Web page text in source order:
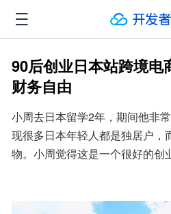
90后创业日本站跨境电
财务自由
小周去日本留学2年，期间他非
现很多日本年轻人都是独居户，
物。小周觉得这是一个很好的创